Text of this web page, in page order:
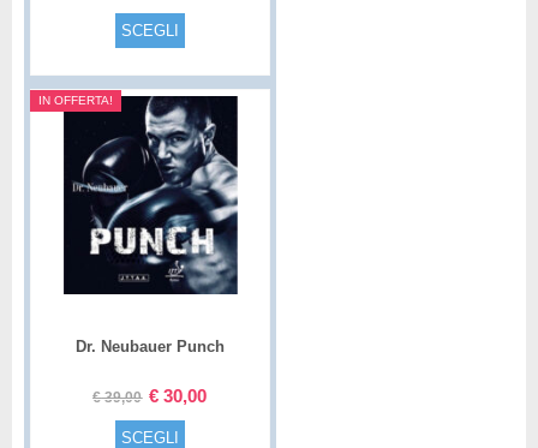
SCEGLI
IN OFFERTA!
Dr. Neubauer Punch
€39,00 € 30,00
SCEGLI